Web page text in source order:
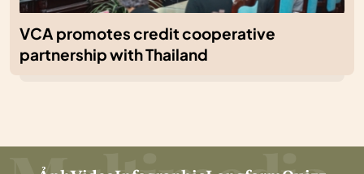
VCA promotes credit cooperative
partnership with Thailand